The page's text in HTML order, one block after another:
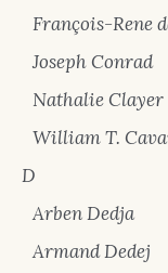
François-Rene
Joseph Conrad
Nathalie Clayer
William T.
D
Arben Dedja
Armand Dedej